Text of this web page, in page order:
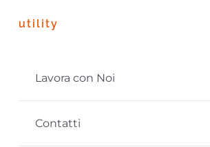
utility
Lavora con Noi
Contatti